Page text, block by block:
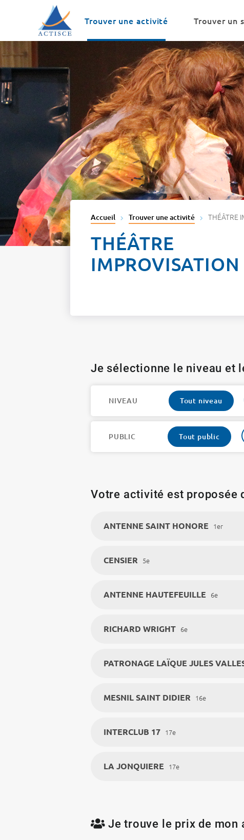
Trouver une activité
Trouver un
Accueil Trouver une activité THÉÂTRE
THÉÂTRE
IMPROVISATION
Je sélectionne le niveau et
NIVEAU Tout niveau
PUBLIC Tout public
Votre activité est proposée
ANTENNE SAINT HONORE 1er
CENSIER 5e
ANTENNE HAUTEFEUILLE 6e
RICHARD WRIGHT 6e
PATRONAGE LAÏQUE JULES
MESNIL SAINT DIDIER 16e
INTERCLUB 17 17e
LA JONQUIERE 17e
Je trouve le prix de